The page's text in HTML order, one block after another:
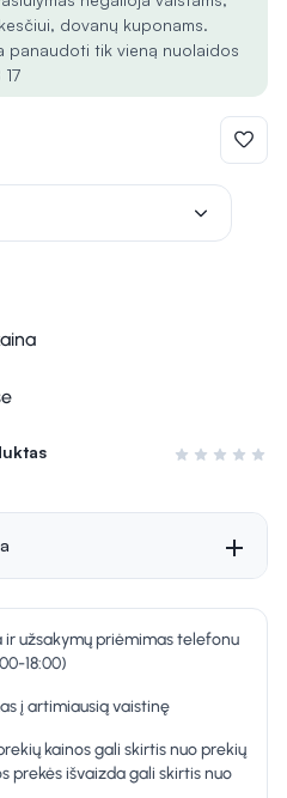
Įvertinimas 0
dovanų kuponams.
panaudoti tik vieną nuolaidos
ir užsakymų priėmimas telefonu
18:00)
į artimiausią vaistinę
kainos gali skirtis nuo prekių
prekės išvaizda gali skirtis nuo